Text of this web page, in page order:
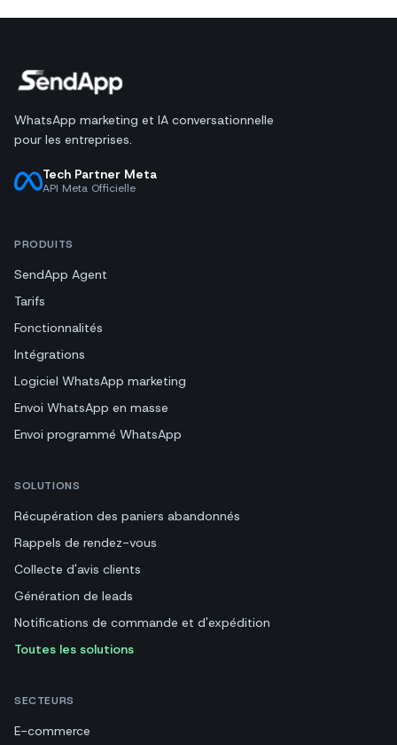
WhatsApp marketing et IA conversationnelle
pour les entreprises.
Tech Partner Meta
API Meta Officielle
PRODUITS
SendApp Agent
Tarifs
Fonctionnalités
Intégrations
Logiciel WhatsApp marketing
Envoi WhatsApp en masse
Envoi programmé WhatsApp
SOLUTIONS
Récupération des paniers abandonnés
Rappels de rendez-vous
Collecte d'avis clients
Génération de leads
Notifications de commande et d'expédition
Toutes les solutions
SECTEURS
E-commerce